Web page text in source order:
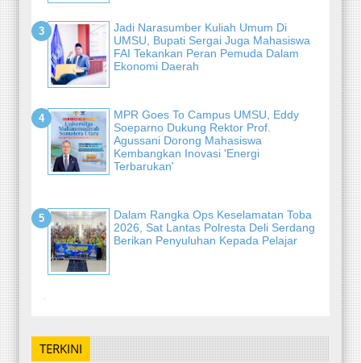
Jadi Narasumber Kuliah Umum Di
UMSU, Bupati Sergai Juga Mahasiswa
FAI Tekankan Peran Pemuda Dalam
Ekonomi Daerah
MPR Goes To Campus UMSU, Eddy
Soeparno Dukung Rektor Prof.
Agussani Dorong Mahasiswa
Kembangkan Inovasi 'Energi
Terbarukan'
Dalam Rangka Ops Keselamatan Toba
2026, Sat Lantas Polresta Deli Serdang
Berikan Penyuluhan Kepada Pelajar
-
TERKINI